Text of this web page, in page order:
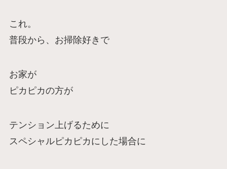
これ。
普段から、お掃除好きで
お家が
ピカピカの方が
テンション上げるために
スペシャルピカピカにした場合に